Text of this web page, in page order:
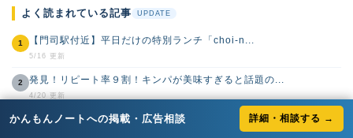
かんもんノートへの掲載・広告相談 詳細・相談する →
よく読まれている記事 UPDATE
1 【門司駅付近】平日だけの特別ランチ「choi-n...
5/16 更新
2 発見！リピート率９割！キンパが美味すぎると話題の...
4/20 更新
3 【下関駅チカ】新店『関門麺まぜそばGANG』って...